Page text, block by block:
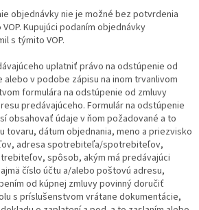
objednávky nie je možné bez potvrdenia
Kupujúci podaním objednávky
s týmito VOP.
uplatniť právo na odstúpenie od
v podobe zápisu na inom trvanlivom
formulára na odstúpenie od zmluvy
predávajúceho. Formulár na odstúpenie
obsahovať údaje v ňom požadované a to
tovaru, dátum objednania, meno a priezvisko
adresa spotrebiteľa/spotrebiteľov,
spôsob, akým má predávajúci
číslo účtu a/alebo poštovú adresu,
od kúpnej zmluvy povinný doručiť
s príslušenstvom vrátane dokumentácie,